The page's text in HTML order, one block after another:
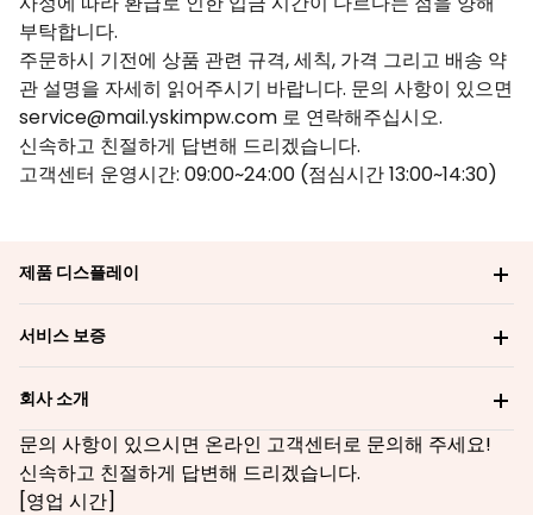
부탁합니다.
주문하시 기전에 상품 관련 규격, 세칙, 가격 그리고 배송 약
관 설명을 자세히 읽어주시기 바랍니다. 문의 사항이 있으면
service@mail.yskimpw.com 로 연락해주십시오.
신속하고 친절하게 답변해 드리겠습니다.
고객센터 운영시간: 09:00~24:00 (점심시간 13:00~14:30)
제품 디스플레이
서비스 보증
회사 소개
문의 사항이 있으시면 온라인 고객센터로 문의해 주세요!
신속하고 친절하게 답변해 드리겠습니다.
[영업 시간]